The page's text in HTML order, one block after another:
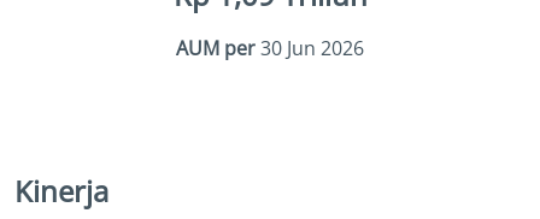
AUM per30 Jun 2026
Kinerja